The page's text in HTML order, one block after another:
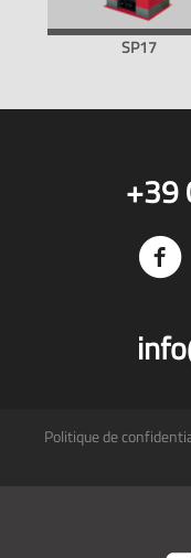
SP17
+39
Politique de